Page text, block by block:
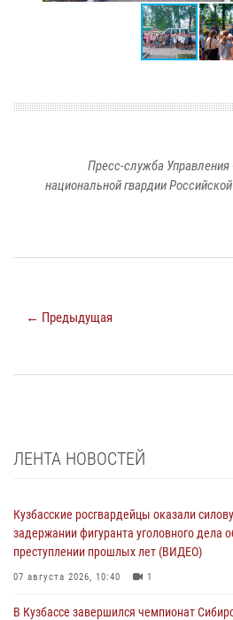
Пресс-служба
национальной гвардии
← Предыдущая
ЛЕНТА НОВОСТЕЙ
Кузбасские росгвардейцы оказали
задержании фигуранта уголовного дела
преступлении прошлых лет (ВИДЕО)
07 августа 2026, 10:40 1
В Кузбассе завершился чемпионат